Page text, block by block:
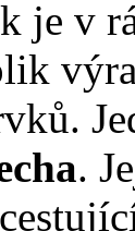
je v
.